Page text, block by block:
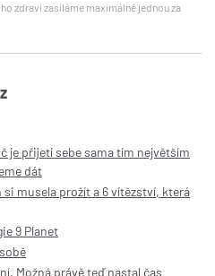
zdraví zasíláme maximálně jednou za
je přijetí sebe sama tím největším
dát
si musela prožít a 6 vítězství, která
9 Planet
Možná právě teď nastal čas